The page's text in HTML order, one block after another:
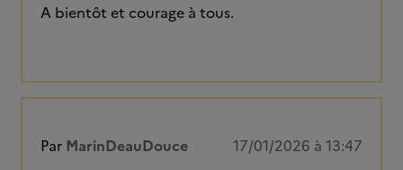
A bientôt et courage à tous.
Par MarinDeauDouce 17/01/2026 à 13:47